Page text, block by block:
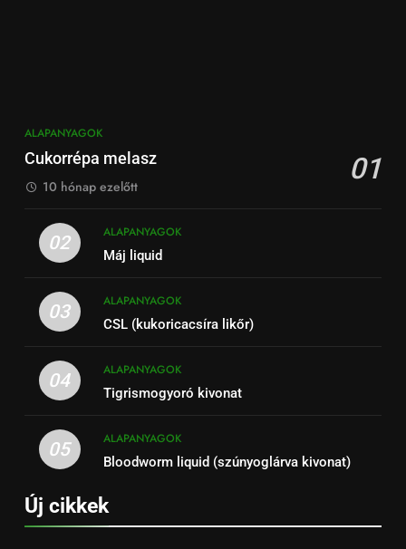
ALAPANYAGOK
Cukorrépa melasz 01
10 hónap ezelőtt
02
ALAPANYAGOK
Máj liquid
03
ALAPANYAGOK
CSL (kukoricacsíra likőr)
04
ALAPANYAGOK
Tigrismogyoró kivonat
05
ALAPANYAGOK
Bloodworm liquid (szúnyoglárva kivonat)
Új cikkek